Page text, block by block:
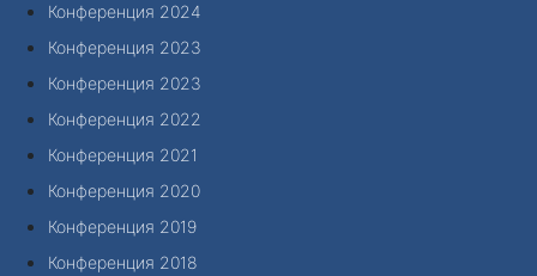
Конференция 2024
Конференция 2023
Конференция 2023
Конференция 2022
Конференция 2021
Конференция 2020
Конференция 2019
Конференция 2018